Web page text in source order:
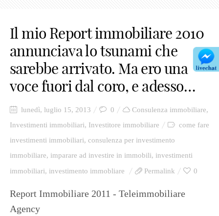
Il mio Report immobiliare 2010
annunciava lo tsunami che
sarebbe arrivato. Ma ero una
voce fuori dal coro, e adesso…
lunedì, luglio 15, 2013 0 Consulenza immobiliare,
Investimenti immobiliari, Investitore immobiliare
come fare
investimenti immobiliari, consulenza per investimento
immobiliare, imparare ad investire in immobili, investimenti
immobiliari, investimento immobliare Permalink 0
Report Immobiliare 2011 - Teleimmobiliare
Agency